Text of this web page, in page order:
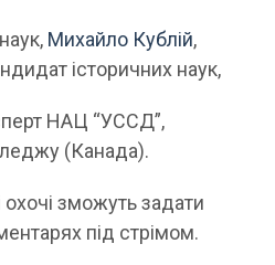
Михайло Кублій,
історичних наук,
НАЦ “УССД”,
(Канада).
охочі зможуть задати
під стрімом.